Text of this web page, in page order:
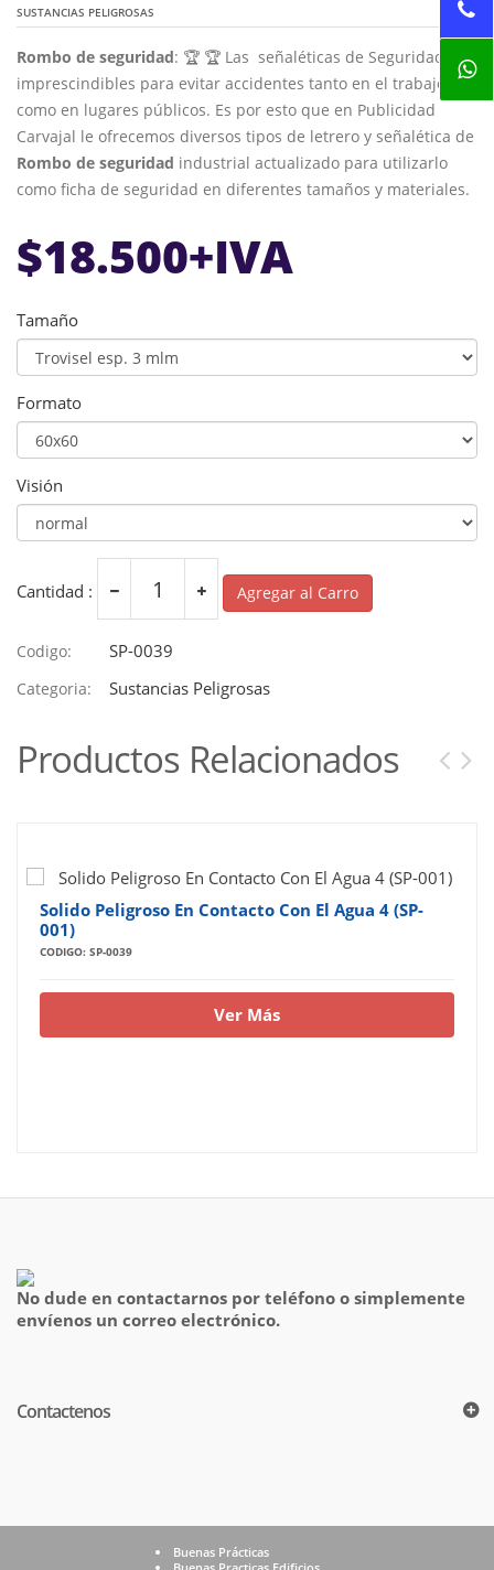
SUSTANCIAS PELIGROSAS
Rombo de seguridad: 🏆 🏆 Las señaléticas de Seguridad son
imprescindibles para evitar accidentes tanto en el trabajo
como en lugares públicos. Es por esto que en Publicidad
Carvajal le ofrecemos diversos tipos de letrero y señalética de
Rombo de seguridad industrial actualizado para utilizarlo
como ficha de seguridad en diferentes tamaños y materiales.
$18.500+IVA
Tamaño
Formato
Visión
Cantidad : Agregar al Carro
Codigo: SP-0039
Categoria: Sustancias Peligrosas
Productos Relacionados
Solido Peligroso En Contacto Con El Agua 4 (SP-
001)
CODIGO: SP-0039
Ver Más
No dude en contactarnos por teléfono o simplemente
envíenos un correo electrónico.
Contactenos
Buenas Prácticas